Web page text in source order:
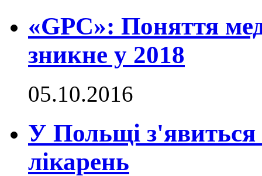
«GPC»: Поняття
зникне у 2018
05.10.2016
У Польщі з'явиться
лікарень